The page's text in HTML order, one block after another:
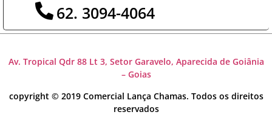
62. 3094-4064
Av. Tropical Qdr 88 Lt 3, Setor Garavelo, Aparecida de Goiânia
– Goias
copyright © 2019 Comercial Lança Chamas. Todos os direitos
reservados